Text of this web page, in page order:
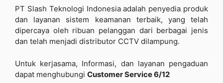
PT Slash Teknologi Indonesia adalah penyedia produk
dan layanan sistem keamanan terbaik, yang telah
dipercaya oleh ribuan pelanggan dari berbagai jenis
dan telah menjadi distributor CCTV dilampung.
Untuk kerjasama, Informasi, dan layanan pengaduan
dapat menghubungi Customer Service 6/12